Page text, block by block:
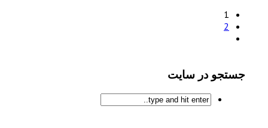
1
2
جستجو در سایت